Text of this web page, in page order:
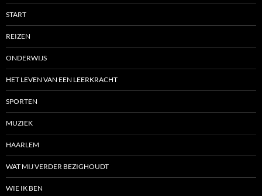
START
REIZEN
ONDERWIJS
HET LEVEN VAN EEN LEERKRACHT
SPORTEN
MUZIEK
HAARLEM
WAT MIJ VERDER BEZIGHOUDT
WIE IK BEN